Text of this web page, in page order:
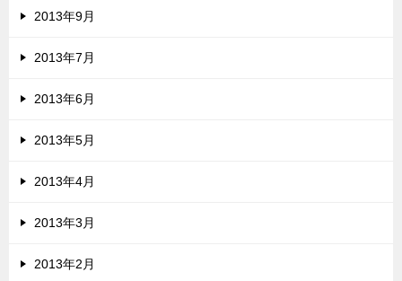
2013年9月
2013年7月
2013年6月
2013年5月
2013年4月
2013年3月
2013年2月